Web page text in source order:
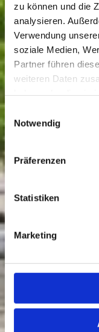
zu können und die
analysieren.
Verwendung
soziale Medien,
Partner führen
weiteren Daten
Notwendig
Präferenzen
Statistiken
Marketing